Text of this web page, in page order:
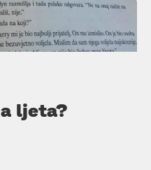
ljeta?